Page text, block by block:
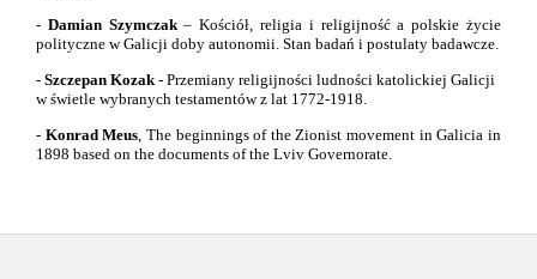
- Damian Szymczak– Kościół, religia i religijność a polskie życie
polityczne w Galicji doby autonomii. Stan badań i postulaty badawcze.
- Szczepan Kozak- Przemiany religijności ludności katolickiej Galicji
w świetle wybranych testamentów z lat 1772-1918.
- Konrad Meus, The beginnings of the Zionist movement in Galicia in
1898 based on the documents of the Lviv Governorate.